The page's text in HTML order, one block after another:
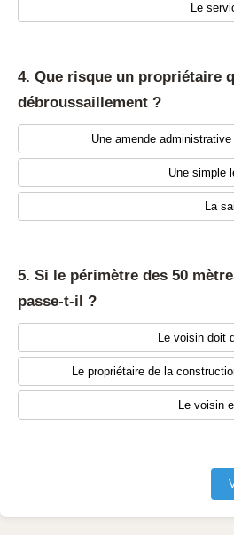
Le
4. Que risque un propriétaire
débroussaillement ?
Une amende
Une simple
La
5. Si le périmètre des 50
passe-t-il ?
Le voisin doit
Le propriétaire de la
Le voisin